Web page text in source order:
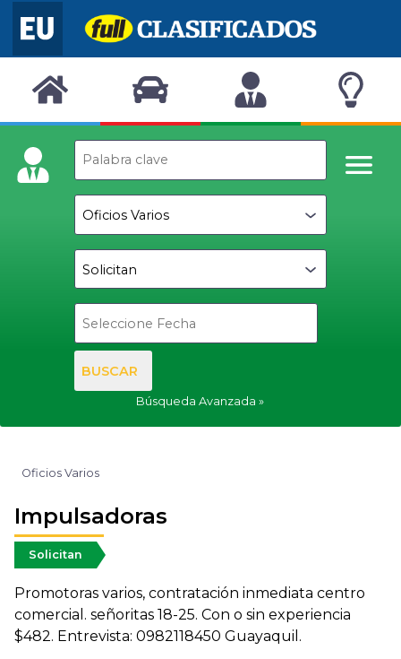
BUSCAR
Búsqueda Avanzada
Oficios Varios
Impulsadoras
Solicitan
Promotoras varios, contratación inmediata centro
comercial. señoritas 18-25. Con o sin experiencia
$482. Entrevista: 0982118450 Guayaquil.